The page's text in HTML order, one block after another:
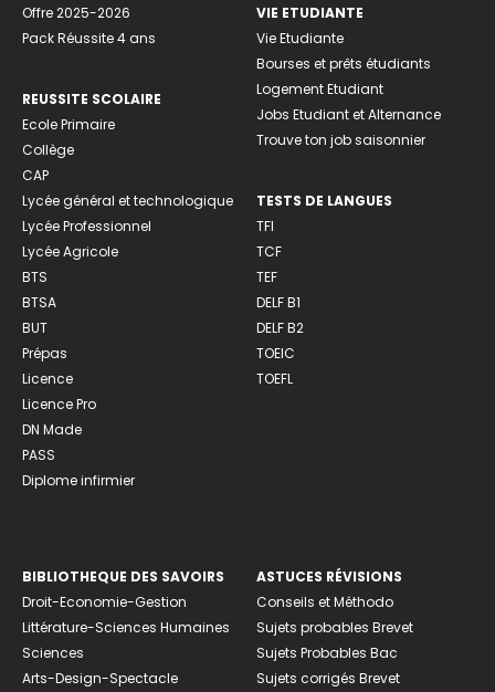
Offre 2025-2026
Pack Réussite 4 ans
REUSSITE SCOLAIRE
Ecole Primaire
Collège
CAP
Lycée général et technologique
Lycée Professionnel
Lycée Agricole
BTS
BTSA
BUT
Prépas
Licence
Licence Pro
DN Made
PASS
Diplome infirmier
VIE ETUDIANTE
Vie Etudiante
Bourses et prêts étudiants
Logement Etudiant
Jobs Etudiant et Alternance
Trouve ton job saisonnier
TESTS DE LANGUES
TFI
TCF
TEF
DELF B1
DELF B2
TOEIC
TOEFL
BIBLIOTHEQUE DES SAVOIRS
Droit-Economie-Gestion
Littérature-Sciences Humaines
Sciences
Arts-Design-Spectacle
ASTUCES RÉVISIONS
Conseils et Méthodo
Sujets probables Brevet
Sujets Probables Bac
Sujets corrigés Brevet